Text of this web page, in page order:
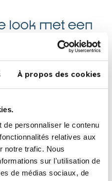
À propos des cookies
personnaliser le contenu
relatives aux
notre trafic. Nous
sur l'utilisation de
de médias sociaux, de
look met een
te vieren,
zichzelf opnieuw uit
verjongingskuur
zojuist een
moderner en
inzet
weerspiegelt.